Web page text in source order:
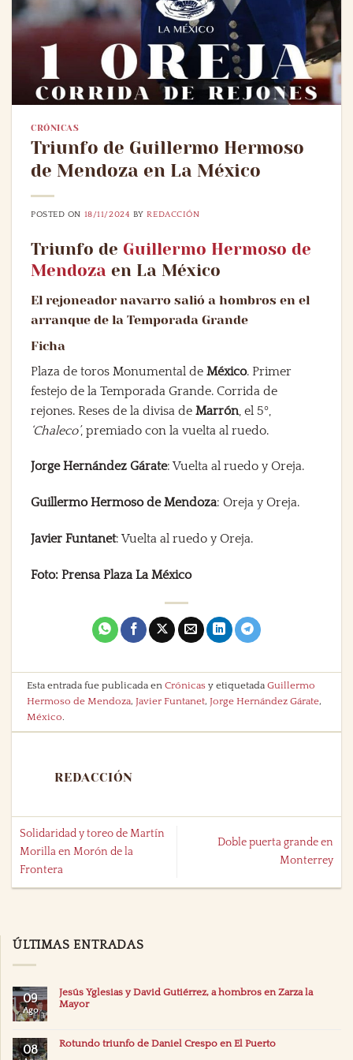
CRÓNICAS
Triunfo de Guillermo Hermoso
de Mendoza en La México
POSTED ON 18/11/2024 BYREDACCIÓN
Triunfo de Guillermo Hermoso de
Mendoza en La México
El rejoneador navarro salió a hombros en el
arranque de la Temporada Grande
Ficha
Plaza de toros Monumental de México. Primer
festejo de la Temporada Grande. Corrida de
rejones. Reses de la divisa de Marrón , el 5º,
‘Chaleco’, premiado con la vuelta al ruedo.
Jorge Hernández Gárate: Vuelta al ruedo y Oreja.
Guillermo Hermoso de Mendoza: Oreja y Oreja.
Javier Funtanet: Vuelta al ruedo y Oreja.
Foto: Prensa Plaza La México
Esta entrada fue publicada enCrónicas y etiquetadaGuillermo
Hermoso de Mendoza,Javier Funtanet,Jorge Hernández Gárate,
México.
REDACCIÓN
Solidaridad y toreo de Martín
Morilla en Morón de la
Frontera
Doble puerta grande en
Monterrey
ÚLTIMAS ENTRADAS
09
Ago
Jesús Yglesias y David Gutiérrez, a hombros en Zarza la
Mayor
08 Rotundo triunfo de Daniel Crespo en El Puerto